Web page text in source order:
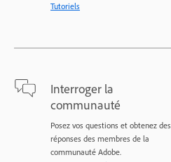
Tutoriels
Interroger la
communauté
Posez vos questions et obtenez des
réponses des membres de la
communauté Adobe.